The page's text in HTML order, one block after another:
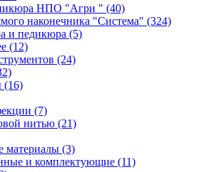
НПО "Агри " (40)
наконечника "Система" (324)
и педикюра (5)
(12)
(24)
(16)
(7)
нитью (21)
материалы (3)
и комплектующие (11)